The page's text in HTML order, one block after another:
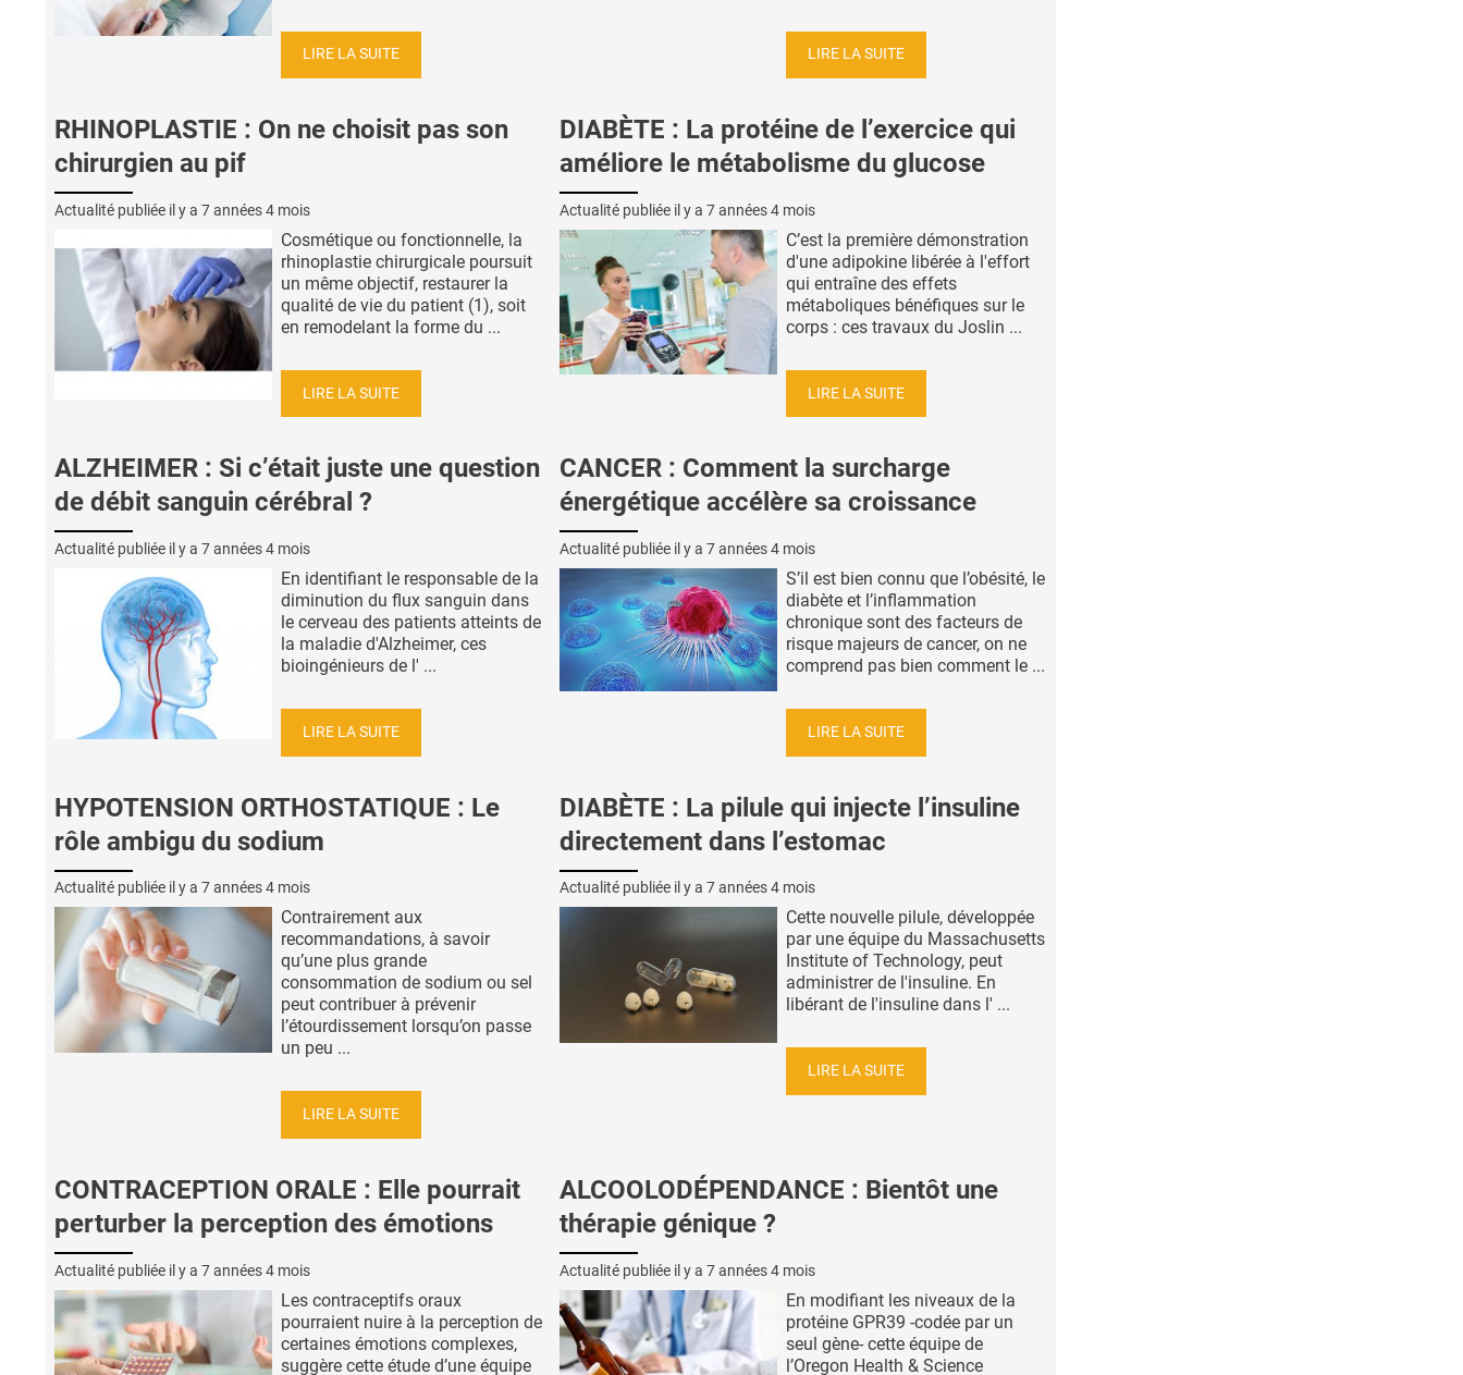
LIRE LA SUITE LIRE LA SUITE
RHINOPLASTIE : On ne choisit pas son
chirurgien au pif
Actualité publiée il y a 7 années 4 mois
Cosmétique ou fonctionnelle, la
rhinoplastie chirurgicale poursuit
un même objectif, restaurer la
qualité de vie du patient (1), soit
en remodelant la forme du ...
LIRE LA SUITE
DIABÈTE : La protéine de l’exercice qui
améliore le métabolisme du glucose
Actualité publiée il y a 7 années 4 mois
C’est la première démonstration
d'une adipokine libérée à l'effort
qui entraîne des effets
métaboliques bénéfiques sur le
corps : ces travaux du Joslin ...
LIRE LA SUITE
ALZHEIMER : Si c’était juste une question
de débit sanguin cérébral ?
Actualité publiée il y a 7 années 4 mois
En identifiant le responsable de la
diminution du flux sanguin dans
le cerveau des patients atteints de
la maladie d'Alzheimer, ces
bioingénieurs de l' ...
LIRE LA SUITE
CANCER : Comment la surcharge
énergétique accélère sa croissance
Actualité publiée il y a 7 années 4 mois
S’il est bien connu que l’obésité, le
diabète et l’inflammation
chronique sont des facteurs de
risque majeurs de cancer, on ne
comprend pas bien comment le ...
LIRE LA SUITE
HYPOTENSION ORTHOSTATIQUE : Le
rôle ambigu du sodium
Actualité publiée il y a 7 années 4 mois
Contrairement aux
recommandations, à savoir
qu’une plus grande
consommation de sodium ou sel
peut contribuer à prévenir
l’étourdissement lorsqu’on passe
un peu ...
LIRE LA SUITE
DIABÈTE : La pilule qui injecte l’insuline
directement dans l’estomac
Actualité publiée il y a 7 années 4 mois
Cette nouvelle pilule, développée
par une équipe du Massachusetts
Institute of Technology, peut
administrer de l'insuline. En
libérant de l'insuline dans l' ...
LIRE LA SUITE
CONTRACEPTION ORALE : Elle pourrait
perturber la perception des émotions
Actualité publiée il y a 7 années 4 mois
Les contraceptifs oraux
pourraient nuire à la perception de
certaines émotions complexes,
suggère cette étude d’une équipe
ALCOOLODÉPENDANCE : Bientôt une
thérapie génique ?
Actualité publiée il y a 7 années 4 mois
En modifiant les niveaux de la
protéine GPR39 -codée par un
seul gène- cette équipe de
l’Oregon Health & Science